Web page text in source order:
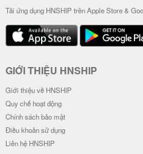
20.000 đ
50-100
Ốp Vân Da Viền Camera Bạc - Mẫ
u Độc Lập Tự Do